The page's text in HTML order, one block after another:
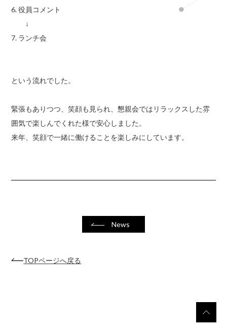
6. 役員コメント
↓
7. ランチ会
という流れでした。
緊張もありつつ、笑顔も見られ、懇親会ではリラックスした雰
囲気で楽しんでくれた様で安心しました。
来年、笑顔で一緒に働けることを楽しみにしています。
News
TOPページへ戻る